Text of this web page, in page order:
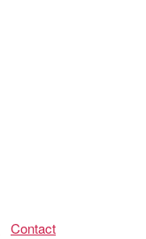
Contact